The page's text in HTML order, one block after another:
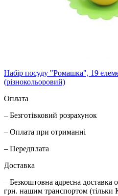
Набір посуду "Ромашка", 19
(різнокольоровий)
Оплата
– Безготівковий розрахунок
– Оплата при отриманні
– Передплата
Доставка
– Безкоштовна адресна доставка
грн. нашим транспортом (тільки